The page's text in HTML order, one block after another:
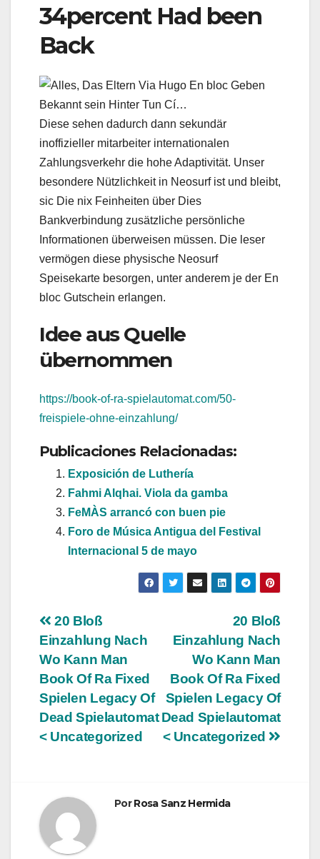
34percent Had been
Back
Diese sehen dadurch dann sekundär
inoffizieller mitarbeiter internationalen
Zahlungsverkehr die hohe Adaptivität. Unser
besondere Nützlichkeit in Neosurf ist und bleibt,
sic Die nix Feinheiten über Dies
Bankverbindung zusätzliche persönliche
Informationen überweisen müssen. Die leser
vermögen diese physische Neosurf
Speisekarte besorgen, unter anderem je der En
bloc Gutschein erlangen.
Idee aus Quelle
übernommen
https://book-of-ra-spielautomat.com/50-
freispiele-ohne-einzahlung/
Publicaciones Relacionadas:
Exposición de Luthería
Fahmi Alqhai. Viola da gamba
FeMÀS arrancó con buen pie
Foro de Música Antigua del Festival
Internacional 5 de mayo
Navegación
de
entradas
20 Bloß
Einzahlung Nach
Wo Kann Man
Book Of Ra Fixed
Spielen Legacy Of
Dead Spielautomat
< Uncategorized
20 Bloß
Einzahlung Nach
Wo Kann Man
Book Of Ra Fixed
Spielen Legacy Of
Dead Spielautomat
< Uncategorized
PorRosa Sanz Hermida